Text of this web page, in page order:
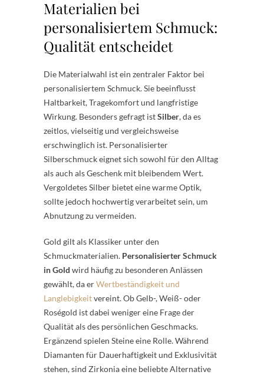
Materialien bei
personalisiertem Schmuck:
Qualität entscheidet
Die Materialwahl ist ein zentraler Faktor bei
personalisiertem Schmuck. Sie beeinflusst
Haltbarkeit, Tragekomfort und langfristige
Wirkung. Besonders gefragt istSilber, da es
zeitlos, vielseitig und vergleichsweise
erschwinglich ist. Personalisierter
Silberschmuck eignet sich sowohl für den Alltag
als auch als Geschenk mit bleibendem Wert.
Vergoldetes Silber bietet eine warme Optik,
sollte jedoch hochwertig verarbeitet sein, um
Abnutzung zu vermeiden.
Gold gilt als Klassiker unter den
Schmuckmaterialien. Personalisierter Schmuck
in Gold wird häufig zu besonderen Anlässen
gewählt, da erWertbeständigkeit und
Langlebigkeitvereint. Ob Gelb-, Weiß- oder
Roségold ist dabei weniger eine Frage der
Qualität als des persönlichen Geschmacks.
Ergänzend spielen Steine eine Rolle. Während
Diamanten für Dauerhaftigkeit und Exklusivität
stehen, sind Zirkonia eine beliebte Alternative